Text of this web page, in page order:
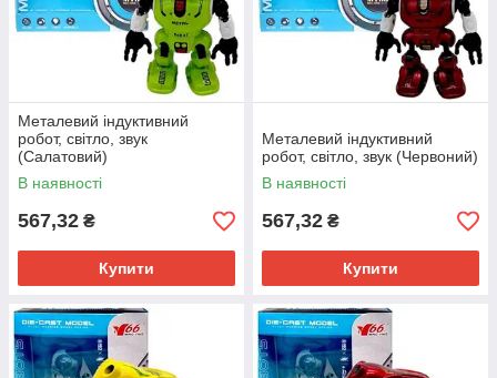
Металевий індуктивний
робот, світло, звук
(Салатовий)
В наявності
567,32 ₴
Купити
Металевий індуктивний
робот, світло, звук (Червоний)
В наявності
567,32 ₴
Купити